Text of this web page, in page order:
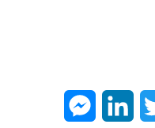
Twitter
LinkedIn